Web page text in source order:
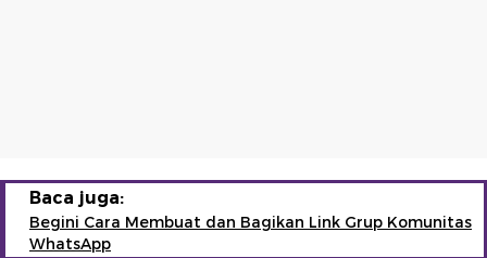
Baca juga:
Begini Cara Membuat dan Bagikan Link Grup Komunitas
WhatsApp